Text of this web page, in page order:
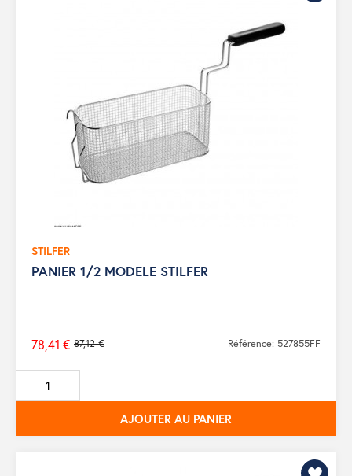
STILFER
PANIER 1/2 MODELE STILFER
Prix
de
base
87,12 €
78,41 € Référence: 527855FF
AJOUTER AU PANIER